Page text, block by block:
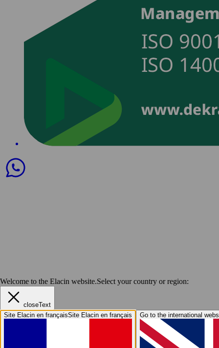
Welcome to the Elacin website.Select your country or region:
closeText
Site Elacin en françaisSite Elacin en français Go to the international